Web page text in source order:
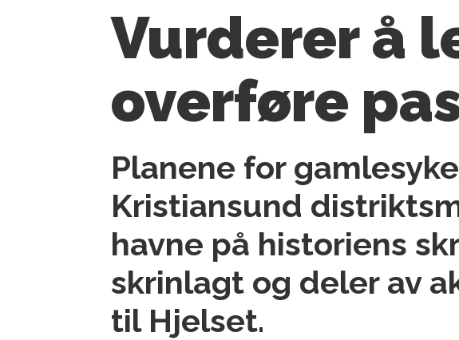
Vurderer å
overføre
Planene for
Kristiansund
havne på historiens
skrinlagt og deler av
til Hjelset.